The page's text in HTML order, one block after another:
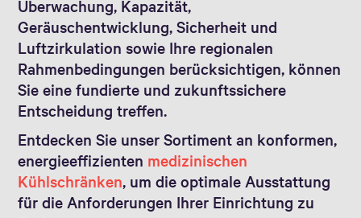
Überwachung, Kapazität,
Geräuschentwicklung, Sicherheit und
Luftzirkulation sowie Ihre regionalen
Rahmenbedingungen berücksichtigen, können
Sie eine fundierte und zukunftssichere
Entscheidung treffen.
Entdecken Sie unser Sortiment an konformen,
energieeffizienten medizinischen
Kühlschränken, um die optimale Ausstattung
für die Anforderungen Ihrer Einrichtung zu